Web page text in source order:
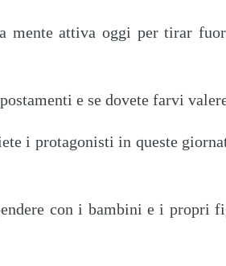
mente attiva oggi per tirar
e se dovete farvi
i protagonisti in queste
con i bambini e i propri